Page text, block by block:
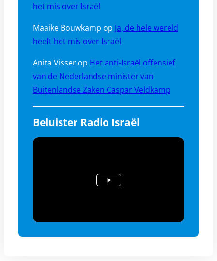
het mis over Israël
Maaike Bouwkamp op Ja, de hele wereld
heeft het mis over Israël
Anita Visser op Het anti-Israël offensief
van de Nederlandse minister van
Buitenlandse Zaken Caspar Veldkamp
Beluister Radio Israël